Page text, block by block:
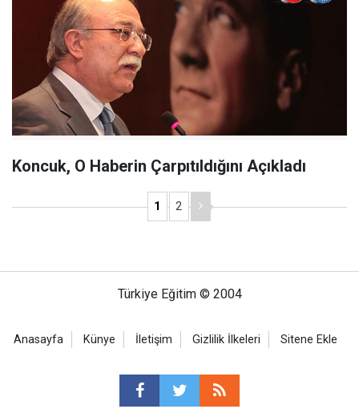
Koncuk, O Haberin Çarpıtıldığını Açıkladı
1 2
Türkiye Eğitim © 2004
Anasayfa Künye İletişim Gizlilik İlkeleri Sitene Ekle